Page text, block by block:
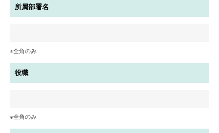
所属部署名
※全角のみ
役職
※全角のみ